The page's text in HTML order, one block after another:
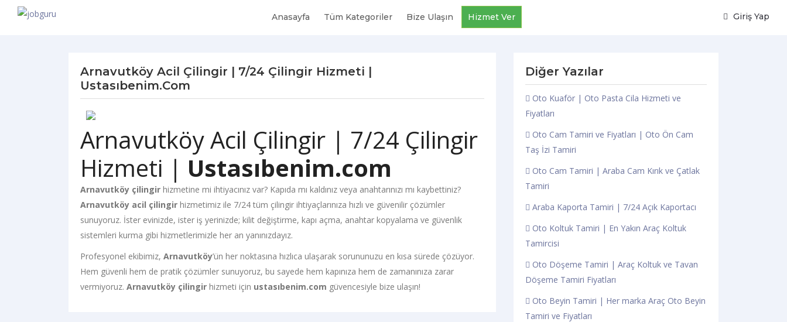
Anasayfa Tüm Kategoriler Bize Ulaşın Hizmet Ver Giriş Yap
Arnavutköy Acil Çilingir | 7/24 Çilingir Hizmeti |
Ustasıbenim.com
Arnavutköy Acil Çilingir | 7/24 Çilingir
Hizmeti | Ustasıbenim.com
Arnavutköy çilingir hizmetine mi ihtiyacınız var? Kapıda mı kaldınız veya anahtarınızı mı kaybettiniz?
Arnavutköy acil çilingir hizmetimiz ile 7/24 tüm çilingir ihtiyaçlarınıza hızlı ve güvenilir çözümler
sunuyoruz. İster evinizde, ister iş yerinizde; kilit değiştirme, kapı açma, anahtar kopyalama ve güvenlik
sistemleri kurma gibi hizmetlerimizle her an yanınızdayız.
Profesyonel ekibimiz, Arnavutköy’ün her noktasına hızlıca ulaşarak sorununuzu en kısa sürede çözüyor.
Hem güvenli hem de pratik çözümler sunuyoruz, bu sayede hem kapınıza hem de zamanınıza zarar
vermiyoruz. Arnavutköy çilingir hizmeti için ustasıbenim.com güvencesiyle bize ulaşın!
Diğer Yazılar
Oto Kuaför | Oto Pasta Cila Hizmeti ve
Fiyatları
Oto Cam Tamiri ve Fiyatları | Oto Ön Cam
Taş İzi Tamiri
Oto Cam Tamiri | Araba Cam Kırık ve Çatlak
Tamiri
Araba Kaporta Tamiri | 7/24 Açık Kaportacı
Oto Koltuk Tamiri | En Yakın Araç Koltuk
Tamircisi
Oto Döşeme Tamiri | Araç Koltuk ve Tavan
Döşeme Tamiri Fiyatları
Oto Beyin Tamiri | Her marka Araç Oto Beyin
Tamiri ve Fiyatları